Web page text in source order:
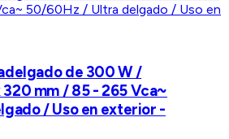
de 300 W /
mm / 85 - 265 Vca~
/ Uso en exterior -